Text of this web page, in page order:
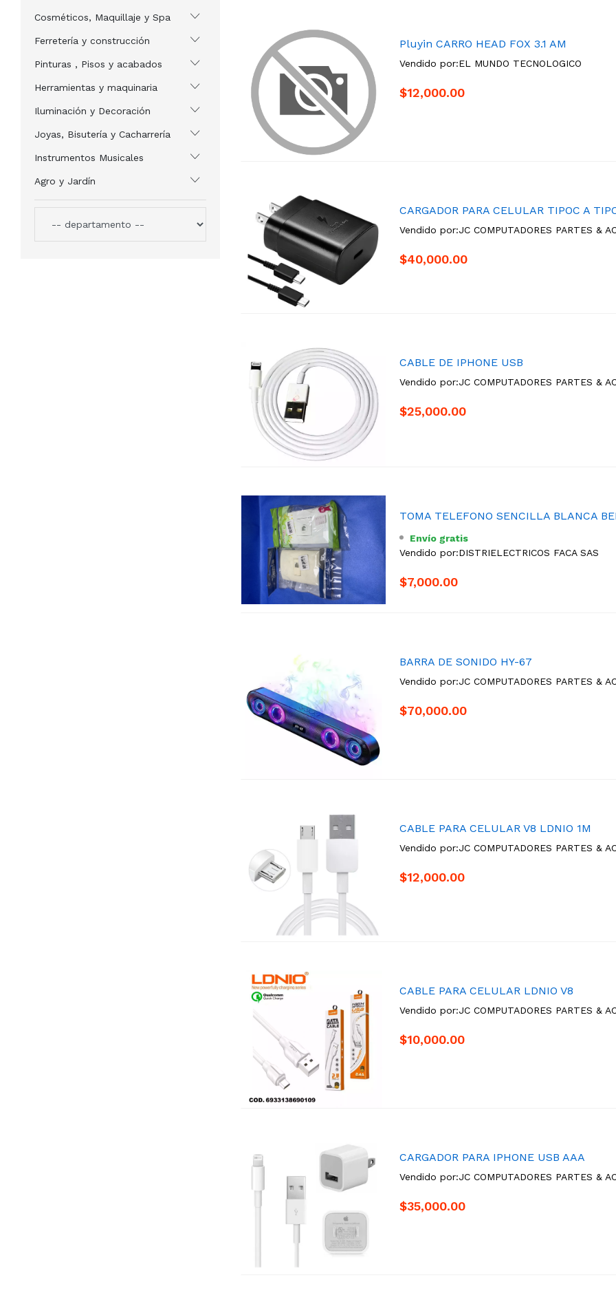
Cosméticos, Maquillaje y Spa
Ferretería y construcción
Pinturas , Pisos y acabados
Herramientas y maquinaria
Iluminación y Decoración
Joyas, Bisutería y Cacharrería
Instrumentos Musicales
Agro y Jardín
Pluyin CARRO HEAD FOX 3.1 AM
Vendido por:EL MUNDO TECNOLOGICO
$12,000.00
CARGADOR PARA CELULAR TIPOC A
Vendido por:JC COMPUTADORES PARTES &
$40,000.00
CABLE DE IPHONE USB
Vendido por:JC COMPUTADORES PARTES &
$25,000.00
TOMA TELEFONO SENCILLA BLANCA
Envío gratis
Vendido por:DISTRIELECTRICOS FACA SAS
$7,000.00
BARRA DE SONIDO HY-67
Vendido por:JC COMPUTADORES PARTES &
$70,000.00
CABLE PARA CELULAR V8 LDNIO 1M
Vendido por:JC COMPUTADORES PARTES &
$12,000.00
CABLE PARA CELULAR LDNIO V8
Vendido por:JC COMPUTADORES PARTES &
$10,000.00
CARGADOR PARA IPHONE USB AAA
Vendido por:JC COMPUTADORES PARTES &
$35,000.00